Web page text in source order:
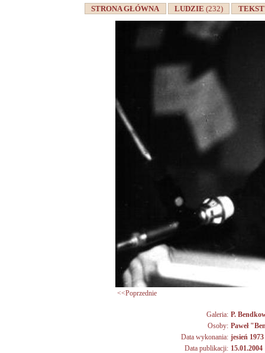
STRONA GŁÓWNA LUDZIE(232)
<<Poprzednie
Galeria: P.
Osoby: Paweł
Data wykonania: jesień 1973
Data publikacji: 15.01.2004